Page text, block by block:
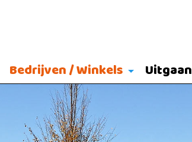
Bedrijven / Winkels Uitgaan